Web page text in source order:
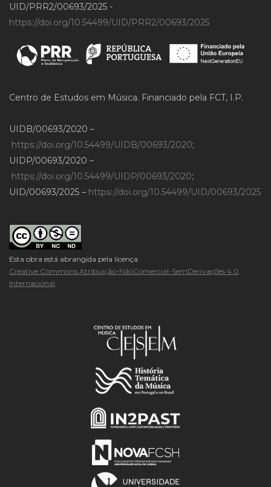
UID/PRR2/00693/2025 -
https://doi.org/10.54499/UID/PRR2/00693/2025
Centro de Estudos em Música. Financiado pela FCT, I.P.
UIDB/00693/2020 –
https://doi.org/10.54499/UIDB/00693/2020;
UIDP/00693/2020 –
https://doi.org/10.54499/UIDP/00693/2020;
UID/00693/2025 – https://doi.org/10.54499/UID/00693/2025
Esta obra está abrangida pela licença
Creative Commons Atribuição-NãoComercial-SemDerivações 4.0
Internacional